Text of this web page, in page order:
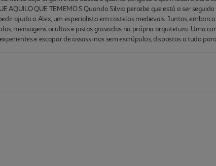
AQUILO QUE TEMEMO S Quando Silvia percebe que está a ser
ajuda a Alex, um especialista em castelos medievais. Juntos,
mensagens ocultas e pistas gravadas na própria arquitetura. Uma
e escapar de assassi nos sem escrúpulos, dispostos a tudo